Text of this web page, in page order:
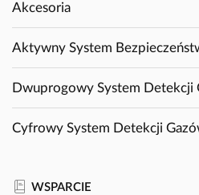
Akcesoria
Aktywny System
Dwuprogowy System Detekcji
Cyfrowy System Detekcji
WSPARCIE